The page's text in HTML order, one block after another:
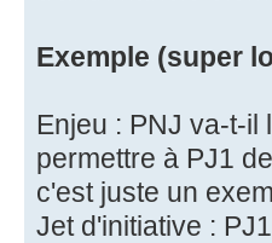
Exemple (super
Enjeu : PNJ va-t-
permettre à PJ1
c'est juste un
Jet d'initiative :